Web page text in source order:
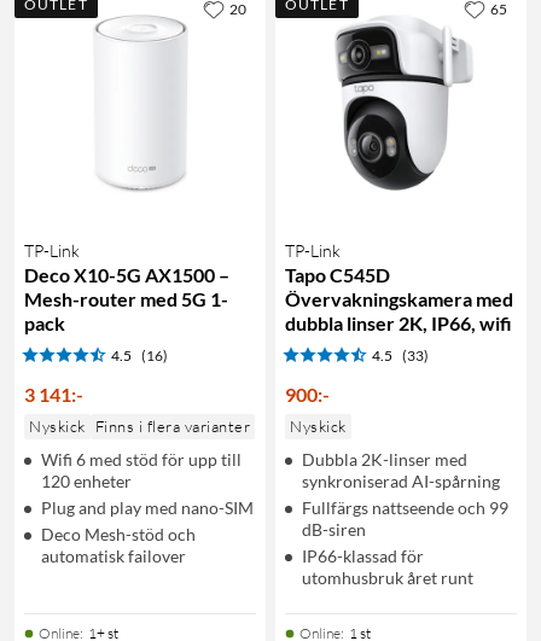
OUTLET
TP-Link
Deco X10-5G AX1500 –
Mesh-router med 5G 1-
pack
4.5 (16)
3 141:-
Nyskick Finns i flera varianter
Wifi 6 med stöd för upp till
120 enheter
Plug and play med nano-SIM
Deco Mesh-stöd och
automatisk failover
Online: 1+ st
20 OUTLET
TP-Link
Tapo C545D
Övervakningskamera med
dubbla linser 2K, IP66, wifi
4.5 (33)
900:-
Nyskick
Dubbla 2K-linser med
synkroniserad AI-spårning
Fullfärgs nattseende och 99
dB-siren
IP66-klassad för
utomhusbruk året runt
Online: 1 st
65